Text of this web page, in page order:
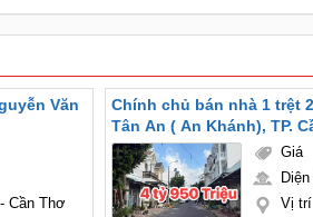
Văn
Cần Thơ
Chính chủ bán nhà 1 trệt
Tân An ( An Khánh), TP.
Giá
Vị trí